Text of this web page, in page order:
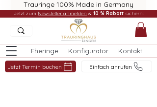
Trauringe 100% Made in Germany
Eheringe Konfigurator Kontakt
Jetzt Termin buchen Einfach anrufen
Jetzt zum Newsletter anmelden & 10 % Rabatt sichern!